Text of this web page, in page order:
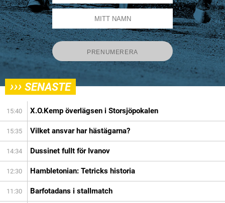
››› SENASTE
15:40 X.O.Kemp överlägsen i Storsjöpokalen
15:35 Vilket ansvar har hästägarna?
14:34 Dussinet fullt för Ivanov
12:30 Hambletonian: Tetricks historia
11:30 Barfotadans i stallmatch